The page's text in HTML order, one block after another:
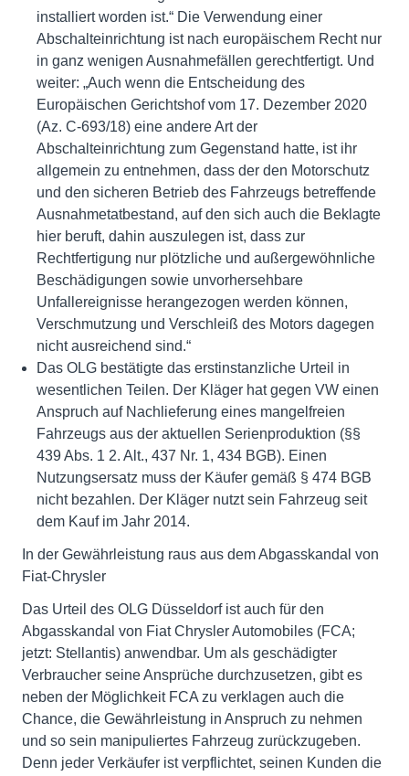
installiert worden ist.“ Die Verwendung einer
Abschalteinrichtung ist nach europäischem Recht nur
in ganz wenigen Ausnahmefällen gerechtfertigt. Und
weiter: „Auch wenn die Entscheidung des
Europäischen Gerichtshof vom 17. Dezember 2020
(Az. C-693/18) eine andere Art der
Abschalteinrichtung zum Gegenstand hatte, ist ihr
allgemein zu entnehmen, dass der den Motorschutz
und den sicheren Betrieb des Fahrzeugs betreffende
Ausnahmetatbestand, auf den sich auch die Beklagte
hier beruft, dahin auszulegen ist, dass zur
Rechtfertigung nur plötzliche und außergewöhnliche
Beschädigungen sowie unvorhersehbare
Unfallereignisse herangezogen werden können,
Verschmutzung und Verschleiß des Motors dagegen
nicht ausreichend sind.“
Das OLG bestätigte das erstinstanzliche Urteil in
wesentlichen Teilen. Der Kläger hat gegen VW einen
Anspruch auf Nachlieferung eines mangelfreien
Fahrzeugs aus der aktuellen Serienproduktion (§§
439 Abs. 1 2. Alt., 437 Nr. 1, 434 BGB). Einen
Nutzungsersatz muss der Käufer gemäß § 474 BGB
nicht bezahlen. Der Kläger nutzt sein Fahrzeug seit
dem Kauf im Jahr 2014.
In der Gewährleistung raus aus dem Abgasskandal von
Fiat-Chrysler
Das Urteil des OLG Düsseldorf ist auch für den
Abgasskandal von Fiat Chrysler Automobiles (FCA;
jetzt: Stellantis) anwendbar. Um als geschädigter
Verbraucher seine Ansprüche durchzusetzen, gibt es
neben der Möglichkeit FCA zu verklagen auch die
Chance, die Gewährleistung in Anspruch zu nehmen
und so sein manipuliertes Fahrzeug zurückzugeben.
Denn jeder Verkäufer ist verpflichtet, seinen Kunden die